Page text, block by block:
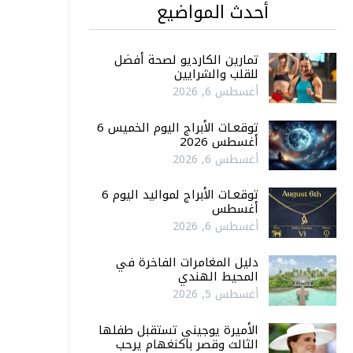
أحدث المواضيع
تمارين الكارديو لصحة أفضل
للقلب والشرايين
أغسطس 6, 2026
توقعـات الأبراج اليوم الخميس 6
أغسطس 2026
أغسطس 6, 2026
توقعـات الأبراج لمواليد اليوم 6
أغسطس
أغسطس 6, 2026
دليل المغامرات الفاخرة في
المحيط الهندي
أغسطس 5, 2026
الأميرة يوجيني تستقبل طفلها
الثالث وقصر باكنغهام يرحب